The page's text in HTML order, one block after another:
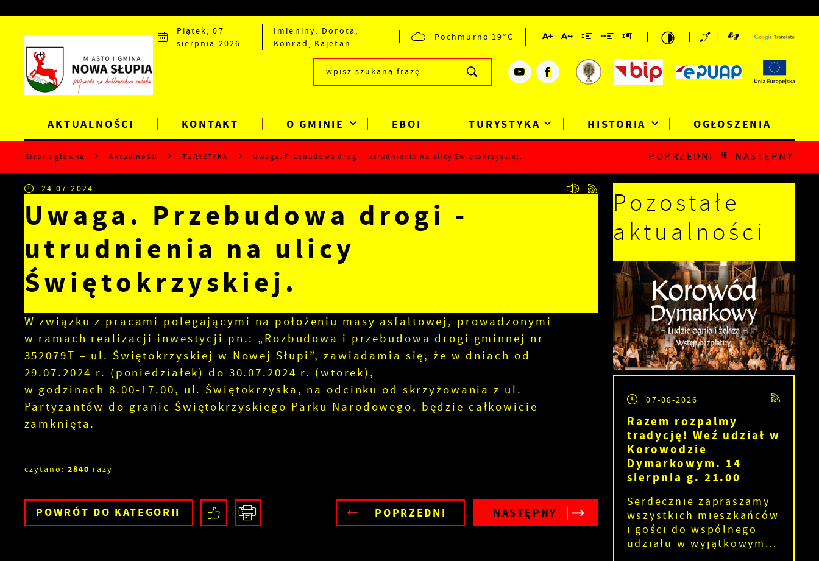
Piątek, 07
sierpnia 2026
Imieniny: Dorota,
Konrad, Kajetan
Pochmurno 19°C
AKTUALNOŚCI KONTAKT O GMINIE EBOI TURYSTYKA HISTORIA OGŁOSZENIA
Strona główna Aktualności TURYSTYKA Uwaga. Przebudowa drogi - utrudnienia na ulicy Świętokrzyskiej. POPRZEDNI NASTĘPNY
24-07-2024
Uwaga. Przebudowa drogi -
utrudnienia na ulicy
Świętokrzyskiej.
W związku z pracami polegającymi na położeniu masy asfaltowej, prowadzonymi
w ramach realizacji inwestycji pn.: „Rozbudowa i przebudowa drogi gminnej nr
352079T – ul. Świętokrzyskiej w Nowej Słupi”, zawiadamia się, że w dniach od
29.07.2024 r. (poniedziałek) do 30.07.2024 r. (wtorek),
w godzinach 8.00-17.00, ul. Świętokrzyska, na odcinku od skrzyżowania z ul.
Partyzantów do granic Świętokrzyskiego Parku Narodowego, będzie całkowicie
zamknięta.
czytano: 2840 razy
POWRÓT DO KATEGORII POPRZEDNI NASTĘPNY
Pozostałe
aktualności
07-08-2026
Razem rozpalmy
tradycję! Weź udział w
Korowodzie
Dymarkowym. 14
sierpnia g. 21.00
Serdecznie zapraszamy
wszystkich mieszkańców
i gości do wspólnego
udziału w wyjątkowym...